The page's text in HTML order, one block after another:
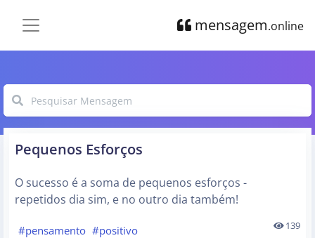
mensagem.online
Pequenos Esforços
O sucesso é a soma de pequenos esforços -
repetidos dia sim, e no outro dia também!
#pensamento #positivo 139